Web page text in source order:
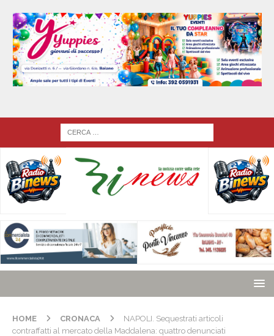
HOME CRONACA
NAPOLI. Sequestrati articoli
contraffatti al mercato della Maddalena: quattro denunciati